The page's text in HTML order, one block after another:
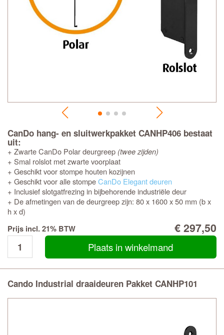
CanDo hang- en sluitwerkpakket CANHP406 bestaat
uit:
+ Zwarte CanDo Polar deurgreep (twee zijden)
+ Smal rolslot met zwarte voorplaat
+ Geschikt voor stompe houten kozijnen
+ Geschikt voor alle stompeCanDo Elegant deuren
+ Inclusief slotgatfrezing in bijbehorende industriële deur
+ De afmetingen van de deurgreep zijn: 80 x 1600 x 50 mm (b x
h x d)
Prijs incl. 21% BTW
€ 297,50
Plaats in winkelmand
Cando Industrial draaideuren Pakket CANHP101